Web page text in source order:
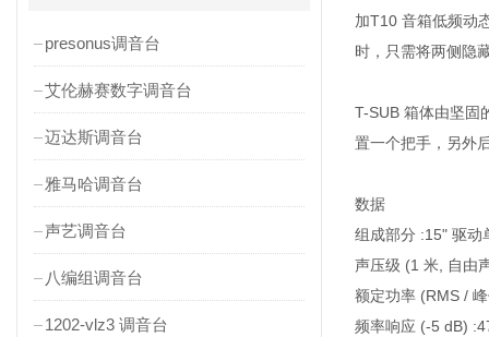
presonus调音台
艾伦赫赛数字调音台
迈达斯调音台
雅马哈调音台
声艺调音台
八编组调音台
1202-vlz3 调音台
加T10 音箱低频动
时，只需将两侧隐
T-SUB 箱体由坚固
置一个把手，另外
数据
组成部分 :15" 驱动
声压级 (1 米, 自
额定功率 (RMS /
频率响应 (-5 dB)